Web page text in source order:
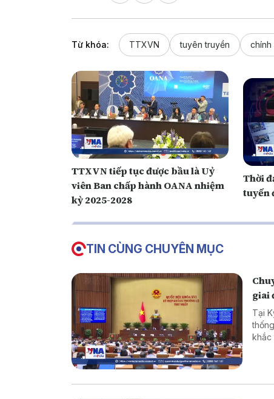
Từ khóa: TTXVN tuyên truyền chính
TTXVN tiếp tục được bầu là Uỷ
viên Ban chấp hành OANA nhiệm
kỳ 2025-2028
Thời
tuyến
TIN CÙNG CHUYÊN MỤC
giai
Tại
khắc